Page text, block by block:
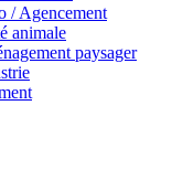
/ Agencement
animale
paysager